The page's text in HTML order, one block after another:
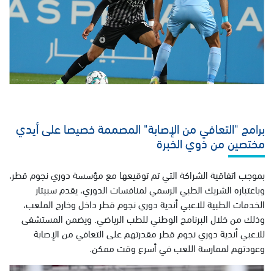
برامج "التعافي من الإصابة" المصممة خصيصا على أيدي
مختصين من ذوي الخبرة
بموجب اتفاقية الشراكة التي تم توقيعها مع مؤسسة دوري نجوم قطر،
وباعتباره الشريك الطبي الرسمي لمنافسات الدوري، يقدم سبيتار
الخدمات الطبية للاعبي أندية دوري نجوم قطر داخل وخارج الملعب،
وذلك من خلال البرنامج الوطني للطب الرياضي. ويضمن المستشفى
للاعبي أندية دوري نجوم قطر مقدرتهم على التعافي من الإصابة
وعودتهم لممارسة اللعب في أسرع وقت ممكن.